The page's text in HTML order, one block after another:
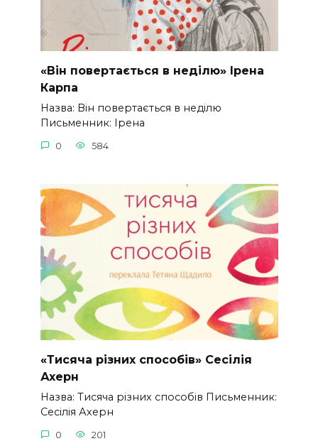
«Він повертається в неділю» Ірена
Карпа
Назва: Він повертається в неділю
Письменник: Ірена
0 584
«Тисяча різних способів» Сесілія
Ахерн
Назва: Тисяча різних способів Письменник:
Сесілія Ахерн
0 201